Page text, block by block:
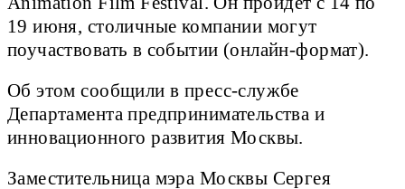
19 июня, столичные компании могут
поучаствовать в событии (онлайн-формат).
Об этом сообщили в пресс-службе
Департамента предпринимательства и
инновационного развития Москвы.
Заместительница мэра Москвы Сергея